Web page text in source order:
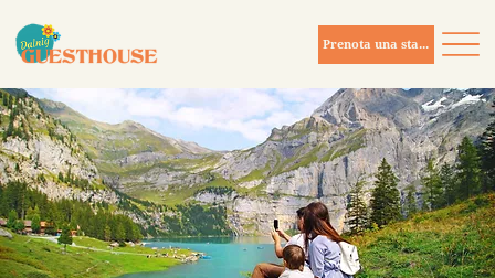
Prenota una stanza